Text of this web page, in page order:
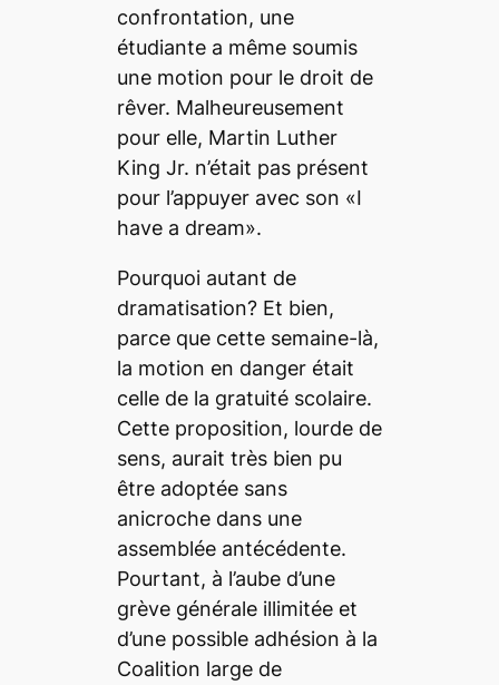
confrontation, une
étudiante a même soumis
une motion pour le droit de
rêver. Malheureusement
pour elle, Martin Luther
King Jr. n’était pas présent
pour l’appuyer avec son «I
have a dream».
Pourquoi autant de
dramatisation? Et bien,
parce que cette semaine-là,
la motion en danger était
celle de la gratuité scolaire.
Cette proposition, lourde de
sens, aurait très bien pu
être adoptée sans
anicroche dans une
assemblée antécédente.
Pourtant, à l’aube d’une
grève générale illimitée et
d’une possible adhésion à la
Coalition large de